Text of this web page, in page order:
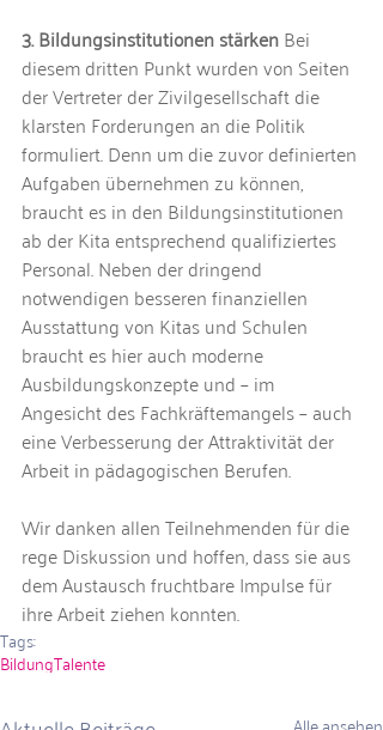
3. Bildungsinstitutionen stärken Bei
diesem dritten Punkt wurden von Seiten
der Vertreter der Zivilgesellschaft die
klarsten Forderungen an die Politik
formuliert. Denn um die zuvor definierten
Aufgaben übernehmen zu können,
braucht es in den Bildungsinstitutionen
ab der Kita entsprechend qualifiziertes
Personal. Neben der dringend
notwendigen besseren finanziellen
Ausstattung von Kitas und Schulen
braucht es hier auch moderne
Ausbildungskonzepte und – im
Angesicht des Fachkräftemangels – auch
eine Verbesserung der Attraktivität der
Arbeit in pädagogischen Berufen.
Wir danken allen Teilnehmenden für die
rege Diskussion und hoffen, dass sie aus
dem Austausch fruchtbare Impulse für
ihre Arbeit ziehen konnten.
Tags:
BildungTalente